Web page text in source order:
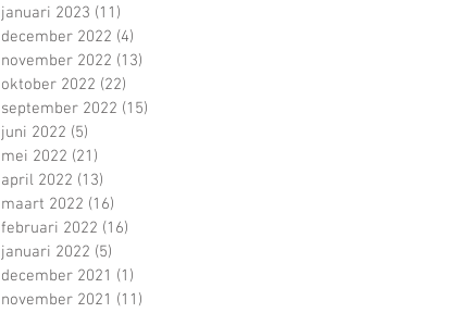
januari 2023 (11)
december 2022 (4)
november 2022 (13)
oktober 2022 (22)
september 2022 (15)
juni 2022 (5)
mei 2022 (21)
april 2022 (13)
maart 2022 (16)
februari 2022 (16)
januari 2022 (5)
december 2021 (1)
november 2021 (11)